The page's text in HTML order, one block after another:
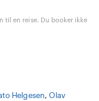
til en reise. Du booker ikke
Helgesen, Olav